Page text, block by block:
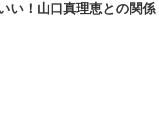
い！山口真理恵との関係